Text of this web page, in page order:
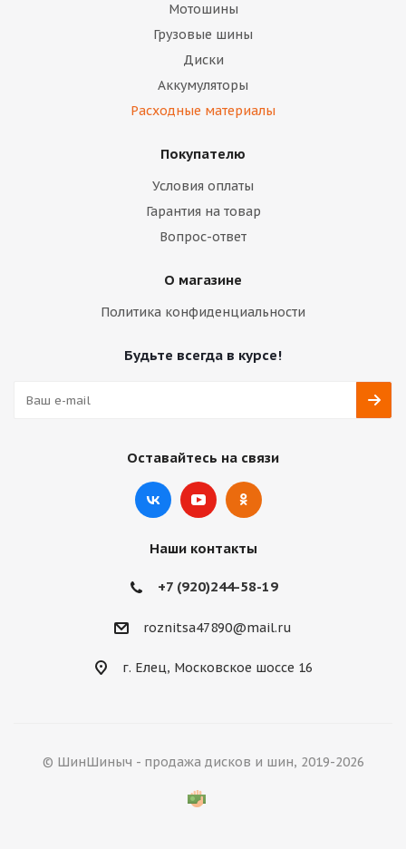
Мотошины
Грузовые шины
Диски
Аккумуляторы
Расходные материалы
Покупателю
Условия оплаты
Гарантия на товар
Вопрос-ответ
О магазине
Политика конфиденциальности
Будьте всегда в курсе!
Оставайтесь на связи
Наши контакты
+7 (920)244-58-19
roznitsa47890@mail.ru
г. Елец, Московское шоссе 16
© ШинШиныч - продажа дисков и шин, 2019-2026